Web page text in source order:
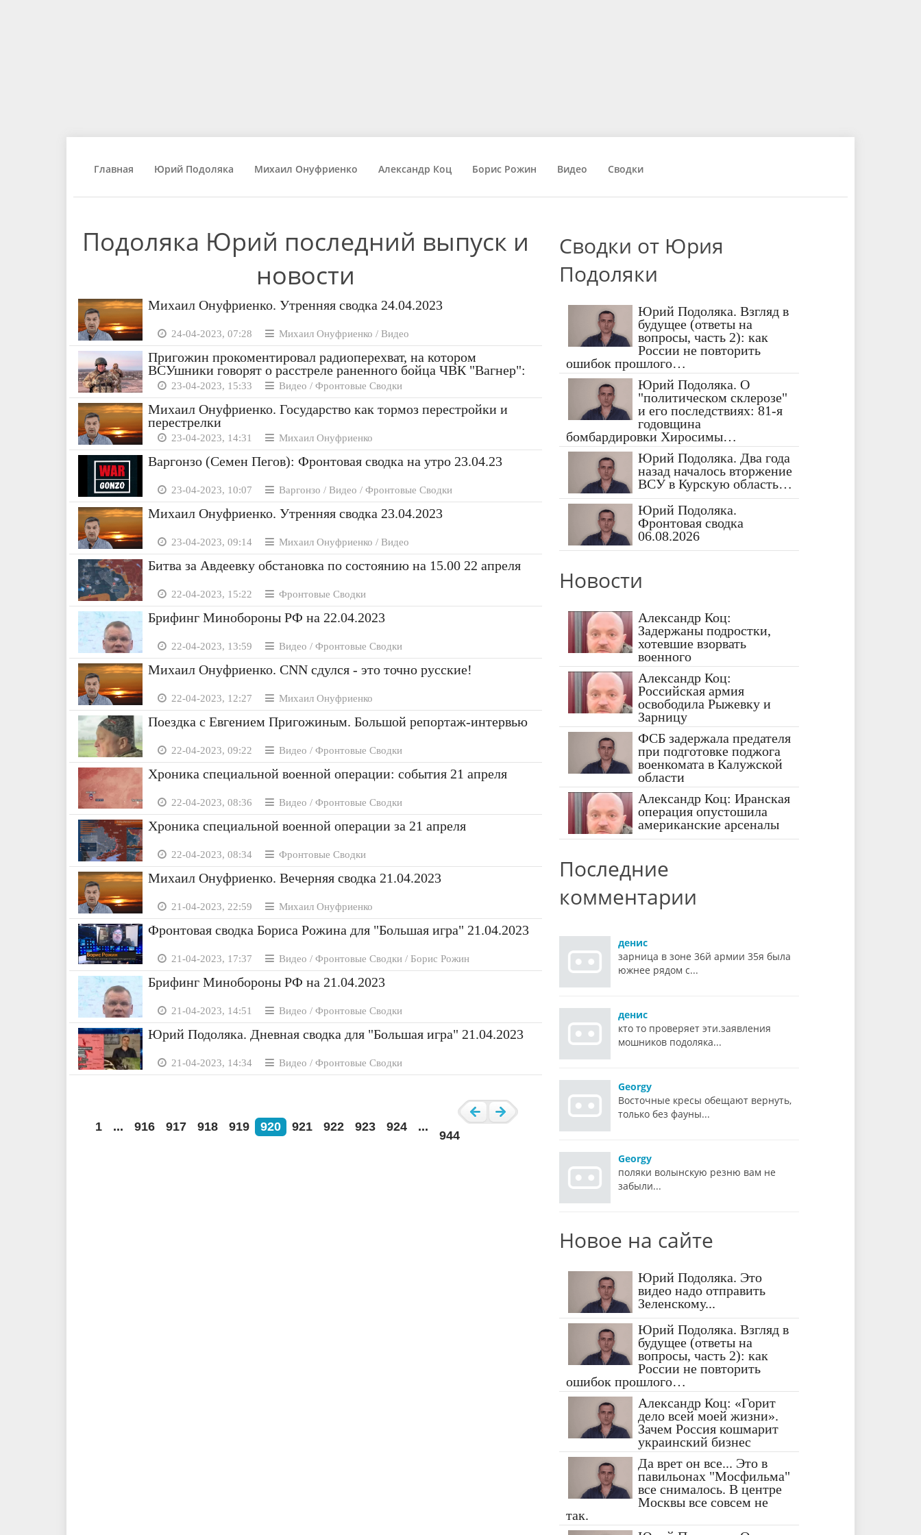
Главная Юрий Подоляка Михаил Онуфриенко Александр Коц Борис Рожин Видео Сводки
Подоляка Юрий последний выпуск и
новости
Михаил Онуфриенко. Утренняя сводка 24.04.2023
24-04-2023, 07:28 Михаил Онуфриенко / Видео
Пригожин прокоментировал радиоперехват, на котором
ВСУшники говорят о расстреле раненного бойца ЧВК "Вагнер":
23-04-2023, 15:33 Видео / Фронтовые Сводки
Михаил Онуфриенко. Государство как тормоз перестройки и
перестрелки
23-04-2023, 14:31 Михаил Онуфриенко
Варгонзо (Семен Пегов): Фронтовая сводка на утро 23.04.23
23-04-2023, 10:07 Варгонзо / Видео / Фронтовые Сводки
Михаил Онуфриенко. Утренняя сводка 23.04.2023
23-04-2023, 09:14 Михаил Онуфриенко / Видео
Битва за Авдеевку обстановка по состоянию на 15.00 22 апреля
22-04-2023, 15:22 Фронтовые Сводки
Брифинг Минобороны РФ на 22.04.2023
22-04-2023, 13:59 Видео / Фронтовые Сводки
Михаил Онуфриенко. CNN сдулся - это точно русские!
22-04-2023, 12:27 Михаил Онуфриенко
Поездка с Евгением Пригожиным. Большой репортаж-интервью
22-04-2023, 09:22 Видео / Фронтовые Сводки
Хроника специальной военной операции: события 21 апреля
22-04-2023, 08:36 Видео / Фронтовые Сводки
Хроника специальной военной операции за 21 апреля
22-04-2023, 08:34 Фронтовые Сводки
Михаил Онуфриенко. Вечерняя сводка 21.04.2023
21-04-2023, 22:59 Михаил Онуфриенко
Фронтовая сводка Бориса Рожина для "Большая игра" 21.04.2023
21-04-2023, 17:37 Видео / Фронтовые Сводки / Борис Рожин
Брифинг Минобороны РФ на 21.04.2023
21-04-2023, 14:51 Видео / Фронтовые Сводки
Юрий Подоляка. Дневная сводка для "Большая игра" 21.04.2023
21-04-2023, 14:34 Видео / Фронтовые Сводки
1 ... 916 917 918 919 920 921 922 923 924 ...
944
Сводки от Юрия
Подоляки
Юрий Подоляка. Взгляд в
будущее (ответы на
вопросы, часть 2): как
России не повторить
ошибок прошлого…
Юрий Подоляка. О
"политическом склерозе"
и его последствиях: 81-я
годовщина
бомбардировки Хиросимы…
Юрий Подоляка. Два года
назад началось вторжение
ВСУ в Курскую область…
Юрий Подоляка.
Фронтовая сводка
06.08.2026
Новости
Александр Коц:
Задержаны подростки,
хотевшие взорвать
военного
Александр Коц:
Российская армия
освободила Рыжевку и
Зарницу
ФСБ задержала предателя
при подготовке поджога
военкомата в Калужской
области
Александр Коц: Иранская
операция опустошила
американские арсеналы
Последние
комментарии
денис
зарница в зоне 36й армии 35я была
южнее рядом с...
денис
кто то проверяет эти.заявления
мошников подоляка...
Georgy
Восточные кресы обещают вернуть,
только без фауны...
Georgy
поляки волынскую резню вам не
забыли...
Новое на сайте
Юрий Подоляка. Это
видео надо отправить
Зеленскому...
Юрий Подоляка. Взгляд в
будущее (ответы на
вопросы, часть 2): как
России не повторить
ошибок прошлого…
Александр Коц: «Горит
дело всей моей жизни».
Зачем Россия кошмарит
украинский бизнес
Да врет он все... Это в
павильонах "Мосфильма"
все снималось. В центре
Москвы все совсем не
так.